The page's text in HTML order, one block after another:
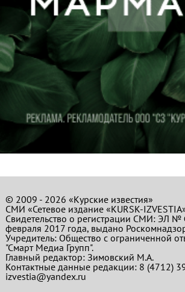
© 2009 - 2026 «Курские известия»
СМИ «Сетевое издание «KURSK-
Свидетельство о регистрации СМИ: ЭЛ
февраля 2017 года, выдано
Учредитель: Общество с ограниченной
"Смарт Медиа Групп".
Главный редактор:Зимовский М.А.
Контактные данные редакции: 8 (4712)
izvestia@yandex.ru